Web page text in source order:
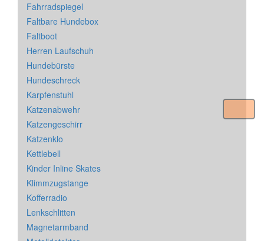
Fahrradspiegel
Faltbare Hundebox
Faltboot
Herren Laufschuh
Hundebürste
Hundeschreck
Karpfenstuhl
Katzenabwehr
Katzengeschirr
Katzenklo
Kettlebell
Kinder Inline Skates
Klimmzugstange
Kofferradio
Lenkschlitten
Magnetarmband